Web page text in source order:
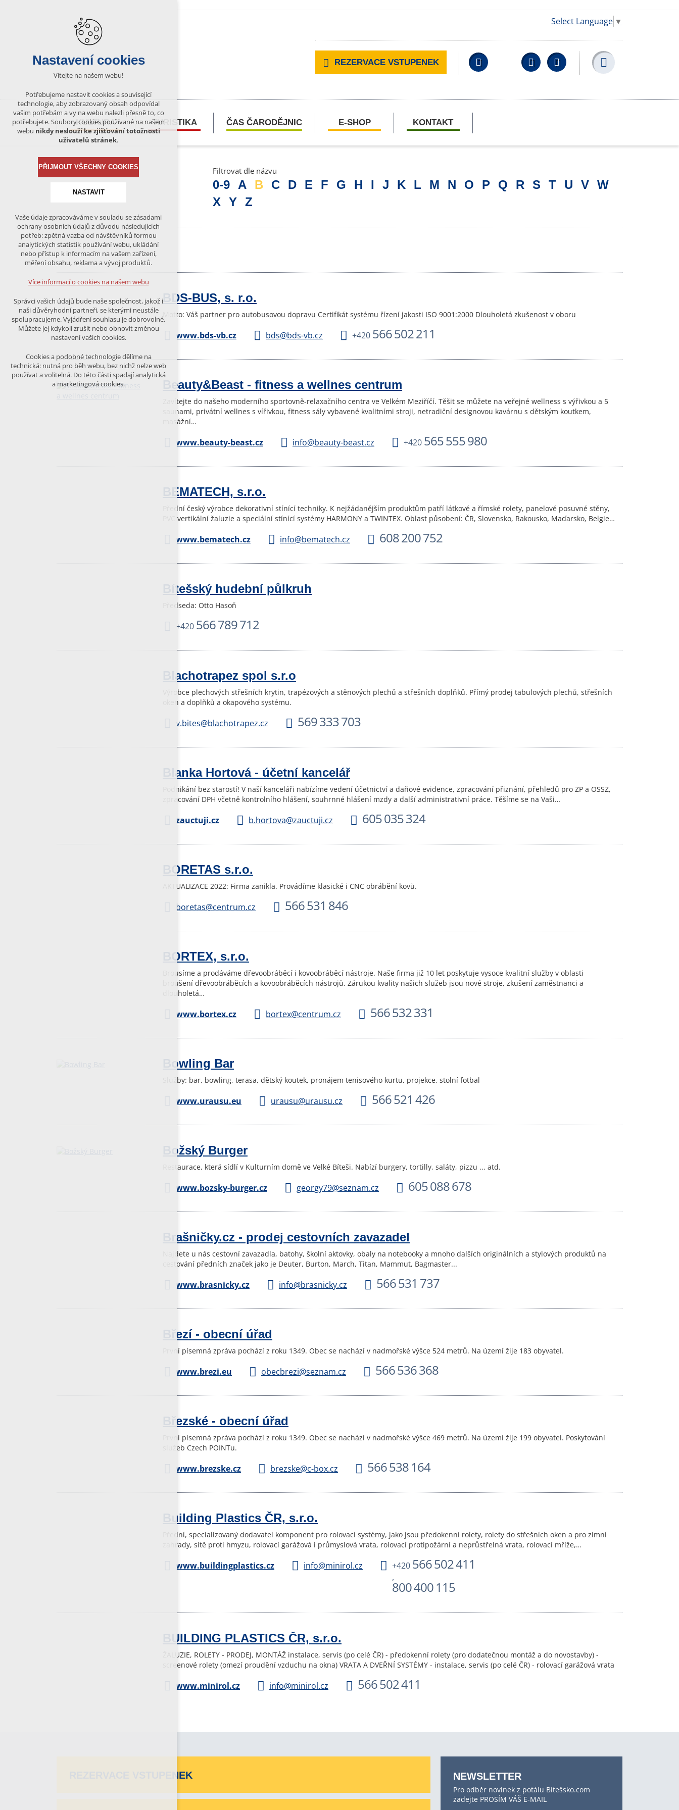
Select Language ▼
REZERVACE VSTUPENEK Facebook YouTubeWikipedia
KULTURA TURISTIKA ČAS ČARODĚJNIC E-SHOP KONTAKT
Filtrovat dle názvu
0-9 A B C D E F G H I J K L M N O P Q R S T U V W
X
Y Z
BDS-BUS, s. r.o.
Motto: Váš partner pro autobusovou dopravu Certifikát systému řízení jakosti ISO 9001:2000 Dlouholetá zkušenost v oboru
www.bds-vb.cz bds@bds-vb.cz +420 566 502 211
Beauty&Beast - fitness a wellnes centrum
Zavítejte do našeho moderního sportovně-relaxačního centra ve Velkém Meziříčí. Těšit se můžete na veřejné wellness s výřivkou a 5
saunami, privátní wellnes s vířivkou, fitness sály vybavené kvalitními stroji, netradiční designovou kavárnu s dětským koutkem,
masážní…
www.beauty-beast.cz info@beauty-beast.cz +420 565 555 980
BEMATECH, s.r.o.
Přední český výrobce dekorativní stínící techniky. K nejžádanějším produktům patří látkové a římské rolety, panelové posuvné stěny,
PVC vertikální žaluzie a speciální stínící systémy HARMONY a TWINTEX. Oblast působení: ČR, Slovensko, Rakousko, Maďarsko, Belgie…
www.bematech.cz info@bematech.cz 608 200 752
Bítešský hudební půlkruh
Předseda: Otto Hasoň
+420 566 789 712
Blachotrapez spol s.r.o
Výrobce plechových střešních krytin, trapézových a stěnových plechů a střešních doplňků. Přímý prodej tabulových plechů, střešních
oken a doplňků a okapového systému.
v.bites@blachotrapez.cz 569 333 703
Blanka Hortová - účetní kancelář
Podnikání bez starostí! V naší kanceláři nabízíme vedení účetnictví a daňové evidence, zpracování přiznání, přehledů pro ZP a OSSZ,
zpracování DPH včetně kontrolního hlášení, souhrnné hlášení mzdy a další administrativní práce. Těšíme se na Vaši…
zauctuji.cz b.hortova@zauctuji.cz 605 035 324
BORETAS s.r.o.
AKTUALIZACE 2022: Firma zanikla. Provádíme klasické i CNC obrábění kovů.
boretas@centrum.cz 566 531 846
BORTEX, s.r.o.
Brousíme a prodáváme dřevoobráběcí i kovoobráběcí nástroje. Naše firma již 10 let poskytuje vysoce kvalitní služby v oblasti
broušení dřevoobráběcích a kovoobráběcích nástrojů. Zárukou kvality našich služeb jsou nové stroje, zkušení zaměstnanci a
dlouholetá…
www.bortex.cz bortex@centrum.cz 566 532 331
Bowling Bar
Služby: bar, bowling, terasa, dětský koutek, pronájem tenisového kurtu, projekce, stolní fotbal
www.urausu.eu urausu@urausu.cz 566 521 426
Božský Burger
Restaurace, která sídlí v Kulturním domě ve Velké Bíteši. Nabízí burgery, tortilly, saláty, pizzu ... atd.
www.bozsky-burger.cz georgy79@seznam.cz 605 088 678
Brašničky.cz - prodej cestovních zavazadel
Najdete u nás cestovní zavazadla, batohy, školní aktovky, obaly na notebooky a mnoho dalších originálních a stylových produktů na
cestování předních značek jako je Deuter, Burton, March, Titan, Mammut, Bagmaster...
www.brasnicky.cz info@brasnicky.cz 566 531 737
Březí - obecní úřad
První písemná zpráva pochází z roku 1349. Obec se nachází v nadmořské výšce 524 metrů. Na území žije 183 obyvatel.
www.brezi.eu obecbrezi@seznam.cz 566 536 368
Březské - obecní úřad
První písemná zpráva pochází z roku 1349. Obec se nachází v nadmořské výšce 469 metrů. Na území žije 199 obyvatel. Poskytování
služeb Czech POINTu.
www.brezske.cz brezske@c-box.cz 566 538 164
Building Plastics ČR, s.r.o.
Přední, specializovaný dodavatel komponent pro rolovací systémy, jako jsou předokenní rolety, rolety do střešních oken a pro zimní
zahrady, sítě proti hmyzu, rolovací garážová i průmyslová vrata, rolovací protipožární a neprůstřelná vrata, rolovací mříže,…
www.buildingplastics.cz info@minirol.cz +420 566 502 411
,
800 400 115
BUILDING PLASTICS ČR, s.r.o.
ŽALUZIE, ROLETY - PRODEJ, MONTÁŽ instalace, servis (po celé ČR) - předokenní rolety (pro dodatečnou montáž a do novostavby) -
screenové rolety (omezí proudění vzduchu na okna) VRATA A DVEŘNÍ SYSTÉMY - instalace, servis (po celé ČR) - rolovací garážová vrata
www.minirol.cz info@minirol.cz 566 502 411
REZERVACE VSTUPENEK NEWSLETTER
Pro odběr novinek z potálu Bítešsko.com
zadejte PROSÍM VÁŠ E-MAIL
Nastavení cookies
Vítejte na našem webu!
Potřebujeme nastavit cookies a související
technologie, aby zobrazovaný obsah odpovídal
vašim potřebám a vy na webu nalezli přesně to, co
potřebujete. Soubory cookies používané na našem
webu nikdy neslouží ke zjišťování totožnosti
uživatelů stránek.
PŘIJMOUT VŠECHNY COOKIES
NASTAVIT
Technická cookies
nutná pro provozování webu
udržení kontextu stránek (session):
případná přihlášení, volby jazyka, apod.
analytická pro anonymizované
vyhodnocení návštěvnosti
marketingová cookies (Google)
Více informací o cookies na našem webu
ODMÍTNOUT VŠE
Vaše údaje zpracováváme v souladu se zásadami
ochrany osobních údajů z důvodu následujících
potřeb: zpětná vazba od návštěvníků formou
analytických statistik používání webu, ukládání
nebo přístup k informacím na vašem zařízení,
měření obsahu, reklama a vývoj produktů.
Více informací o cookies na našem webu
Správci vašich údajů bude naše společnost, jakož i
naši důvěryhodní partneři, se kterými neustále
spolupracujeme. Vyjádření souhlasu je dobrovolné.
Můžete jej kdykoli zrušit nebo obnovit změnou
nastavení vašich cookies.
Cookies a podobné technologie dělíme na
technická: nutná pro běh webu, bez nichž nelze web
používat a volitelná. Do této části spadají analytická
a marketingová cookies.